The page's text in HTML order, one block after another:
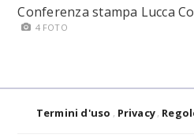
Conferenza stampa Lucca
4 FOTO
Termini d'uso Privacy